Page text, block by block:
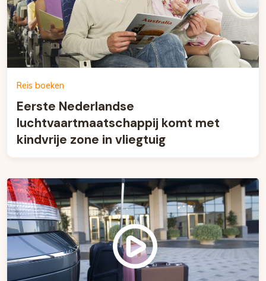
Reis boeken
Eerste Nederlandse
luchtvaartmaatschappij komt met
kindvrije zone in vliegtuig